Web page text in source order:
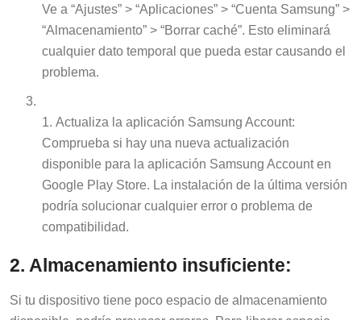
Ve a “Ajustes” > “Aplicaciones” > “Cuenta Samsung” >
“Almacenamiento” > “Borrar caché”. Esto eliminará
cualquier dato temporal que pueda estar causando el
problema.
Actualiza la aplicación Samsung Account:
Comprueba si hay una nueva actualización
disponible para la aplicación Samsung Account en
Google Play Store. La instalación de la última versión
podría solucionar cualquier error o problema de
compatibilidad.
2. Almacenamiento insuficiente:
Si tu dispositivo tiene poco espacio de almacenamiento